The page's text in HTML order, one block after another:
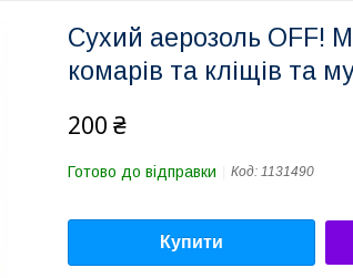
Cухий аерозоль OFF!
комарів та кліщів та
200 ₴
Готово до відправки Код: 1131490
Купити